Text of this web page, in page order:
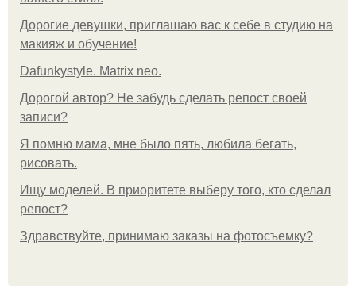
Дорогие девушки, приглашаю вас к себе в студию на
макияж и обучение!
Dafunkystyle. Matrix neo.
Дорогой автор? Не забудь сделать репост своей
записи?
Я помню мама, мне было пять, любила бегать,
рисовать.
Ищу моделей. В приоритете выберу того, кто сделал
репост?
Здравствуйте, принимаю заказы на фотосъемку?